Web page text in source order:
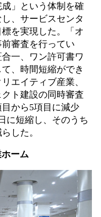
」という体制を確
、サービスセンタ
を実現した。「オ
審査を行ってい
一、ワン許可書ワ
、時間短縮ができ
エイティブ産業、
ト建設の同時審査
から5項目に減少
に短縮し、そのうち
した。
ーム